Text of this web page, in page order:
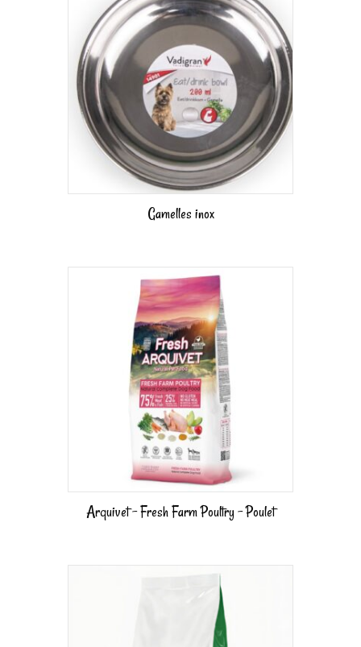
Gamelles inox
Arquivet – Fresh Farm Poultry – Poulet